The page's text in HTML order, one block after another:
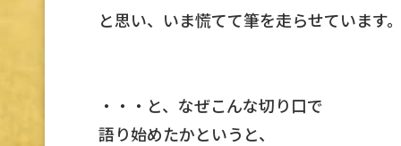
と思い、いま慌てて筆を走らせています
・・・と、なぜこんな切り口で
語り始めたかというと、